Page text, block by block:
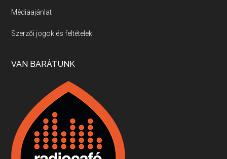
Villány, kékfrankos, Jackfall
Apr 17, 2026 • 00:35:38
Boston, teadélután, bab és homár
Apr 9, 2026 • 00:37:17
Médiaajánlat
Szerzői jogok és feltételek
VAN BARÁTUNK